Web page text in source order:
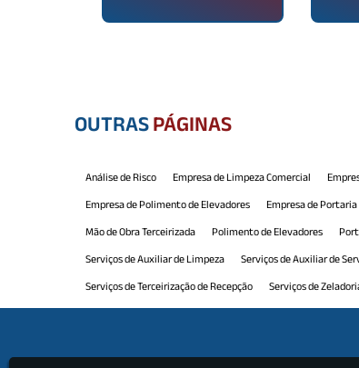
OUTRASPÁGINAS
Análise de Risco Empresa de Limpeza Comercial
Empresa de Polimento de Elevadores
Empresa de
Mão de Obra Terceirizada
Polimento de Elevadores
Serviços de Auxiliar de Limpeza
Serviços de Auxiliar de
Serviços de Terceirização de Recepção
Serviços de
Terceirização de Limpeza e Conservação
Terceirização de